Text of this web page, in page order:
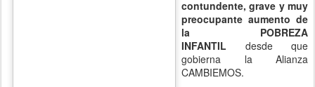
De acuerdo al
informe
“Condiciones
materiales de vida.
Hábitat, pobreza y
desigualdad en los